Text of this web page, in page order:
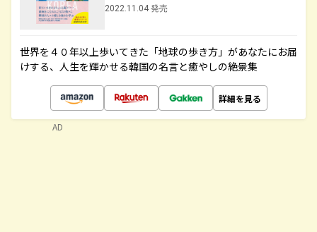
2022.11.04 発売
世界を４０年以上歩いてきた「地球の歩き方」があなたにお届
けする、人生を輝かせる韓国の名言と癒やしの絶景集
詳細を見る
AD